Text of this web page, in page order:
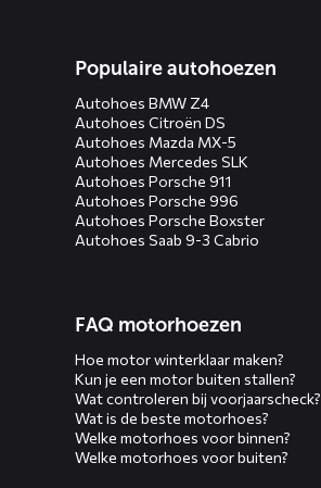
Populaire autohoezen
Autohoes BMW Z4
Autohoes Citroën DS
Autohoes Mazda MX-5
Autohoes Mercedes SLK
Autohoes Porsche 911
Autohoes Porsche 996
Autohoes Porsche Boxster
Autohoes Saab 9-3 Cabrio
FAQ motorhoezen
Hoe motor winterklaar maken?
Kun je een motor buiten stallen?
Wat controleren bij voorjaarscheck?
Wat is de beste motorhoes?
Welke motorhoes voor binnen?
Welke motorhoes voor buiten?